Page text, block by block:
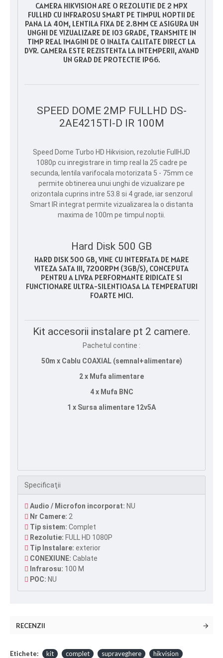
CAMERA HIKVISION ARE O REZOLUTIE DE 2 MPX
FULLHD CU INFRAROSU SMART PE TIMPUL NOPTII DE
PANA LA 40M, LENTILA FIXA DE 2.8MM CE ASIGURA UN
UNGHI DE VIZUALIZARE DE 103 GRADE, TRANSMITE IN
TIMP REAL IMAGINI DE O INALTA CALITATE DIRECT LA
DVR. CAMERA ESTE REZISTENTA LA INTEMPERII, AVAND
UN GRAD DE PROTECTIE IP66.
SPEED DOME 2MP FULLHD DS-
2AE4215TI-D IR 100M
Speed Dome Turbo HD Hikvision, rezolutie FullHJD
1080p cu inregistrare in timp real la 25 cadre pe
secunda, lentila varifocala motorizata 5 - 75mm ce
permite obtinerea unui unghi de vizualizare pe
orizontala cuprins intre 53.8 si 4 grade, iar senzorul
Smart IR integrat permite vizualizarea la o distanta
maxima de 100m pe timpul noptii.
Hard Disk 500 GB
HARD DISK 500 GB, VINE CU INTERFATA DE MARE
VITEZA SATA III, 7200RPM (3GB/S), CONCEPUTA
PENTRU A LIVRA PERFORMANTE RIDICATE SI
FUNCTIONARE ULTRA-SILENTIOASA LA TEMPERATURI
FOARTE MICI.
Kit accesorii instalare pt 2 camere.
Pachetul contine :
50m x Cablu COAXIAL (semnal+alimentare)
2 x Mufa alimentare
4 x Mufa BNC
1 x Sursa alimentare 12v5A
Specificaţii
Audio / Microfon incorporat: NU
Nr Camere: 2
Tip sistem: Complet
Rezolutie: FULL HD 1080P
Tip Instalare: exterior
CONEXIUNE: Cablate
Infrarosu: 100 M
POC: NU
RECENZII
Etichete: kit complet supraveghere hikvision